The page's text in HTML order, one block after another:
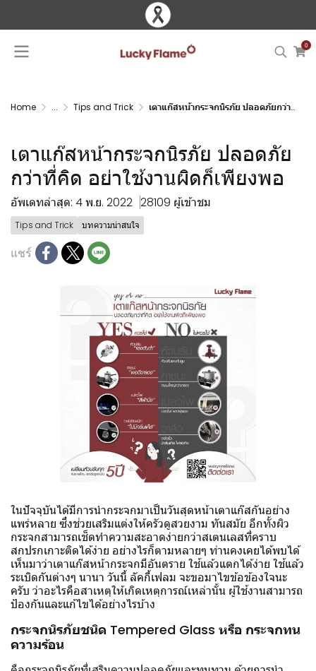
0
Home ... Tips and Trick เตาแก๊สหน้ากระจกนิรภัย ปลอดภัยกว่าที่คิด อย่าใช้งานผิดก็เพียงพอ
เตาแก๊สหน้ากระจกนิรภัย ปลอดภัย
กว่าที่คิด อย่าใช้งานผิดก็เพียงพอ
อัพเดทล่าสุด: 4 พ.ย. 2022 28109 ผู้เข้าชม
Tips and Trick บทความน่าสนใจ
แชร์
ในปัจจุบันได้มีการนำกระจกมาเป็นวันสุดหน้าเตาแก๊สกันอย่าง
แพร่หลาย ซึ่งช่วยเสริมแต่งให้ครัวดูสวยงาม ทันสมัย อีกทั้งผิว
กระจกสามารถเช็ดทำความสะอาดง่ายกว่าสเตนเลสที่คราบ
สกปรกเกาะติดได้ง่าย อย่างไรก็ตามหลายๆ ท่านคงเคยได้พบได้
เห็นมาว่าเตาแก๊สหน้ากระจกมีอันตราย ใช้แล้วแตกได้ง่าย ใช้แล้ว
ระเบิดกันต่างๆ นานา วันนี้ ลัคกี้เฟลม จะขอมาไขข้อข้องใจนะ
ครับ ว่าอะไรคือสาเหตุให้เกิดเหตุการณ์เหล่านั้น ผู้ใช้งานสามารถ
ป้องกันและแก้ไขได้อย่างไรบ้าง
กระจกนิรภัยชนิด Tempered Glass หรือ กระจกทน
ความร้อน